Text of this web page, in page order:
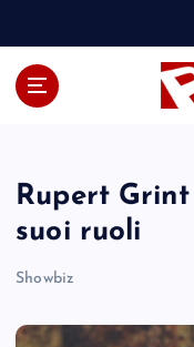
Rupert Grint
suoi ruoli
Showbiz